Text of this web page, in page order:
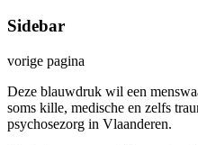
Sidebar
vorige pagina
Deze blauwdruk wil een
soms kille, medische en zelfs
psychosezorg in Vlaanderen.